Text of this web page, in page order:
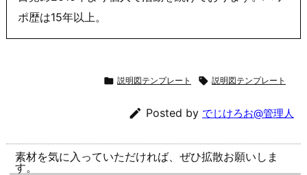
ポ歴は15年以上。
 説明図テンプレート  説明図テンプレート
 Posted by でじけろお@管理人
素材を気に入っていただければ、ぜひ拡散お願いしま
す。